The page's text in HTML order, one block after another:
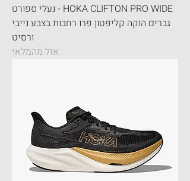
HOKA CLIFTON PRO WIDE - נעלי ספורט
גברים הוקה קליפטון פרו רחבות בצבע נייבי
ורסיט
אזל מהמלאי